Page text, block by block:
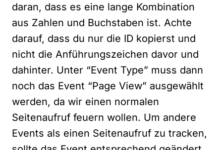
daran, dass es eine lange Kombination
aus Zahlen und Buchstaben ist. Achte
darauf, dass du nur die ID kopierst und
nicht die Anführungszeichen davor und
dahinter. Unter “Event Type” muss dann
noch das Event “Page View” ausgewählt
werden, da wir einen normalen
Seitenaufruf feuern wollen. Um andere
Events als einen Seitenaufruf zu tracken,